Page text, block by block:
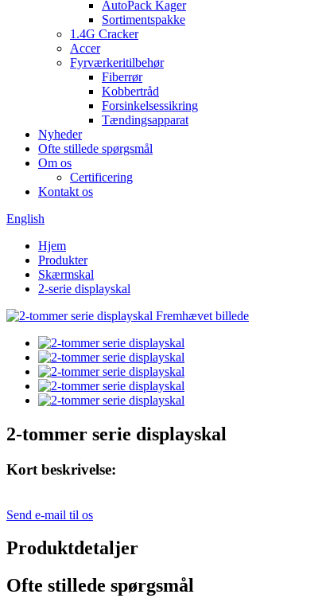
AutoPack Kager
Sortimentspakke
1.4G Cracker
Accer
Fyrværkeritilbehør
Fiberrør
Kobbertråd
Forsinkelsessikring
Tændingsapparat
Nyheder
Ofte stillede spørgsmål
Om os
Certificering
Kontakt os
English
Hjem
Produkter
Skærmskal
2-serie displayskal
2-tommer serie displayskal
Kort beskrivelse:
Send e-mail til os
Produktdetaljer
Ofte stillede spørgsmål